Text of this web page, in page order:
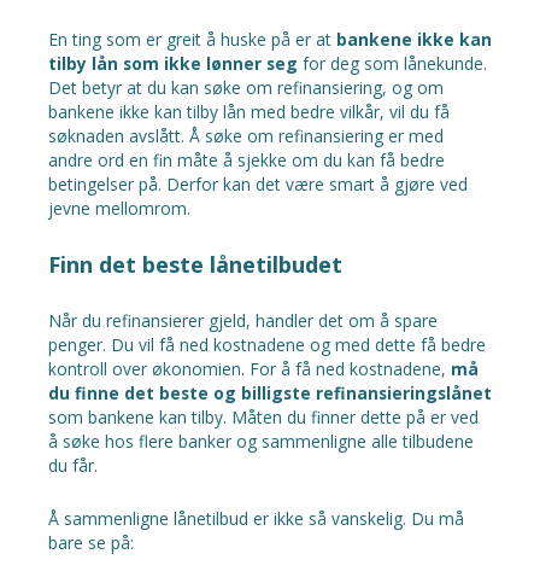
En ting som er greit å huske på er at bankene ikke kan
tilby lån som ikke lønner seg for deg som lånekunde.
Det betyr at du kan søke om refinansiering, og om
bankene ikke kan tilby lån med bedre vilkår, vil du få
søknaden avslått. Å søke om refinansiering er med
andre ord en fin måte å sjekke om du kan få bedre
betingelser på. Derfor kan det være smart å gjøre ved
jevne mellomrom.
Finn det beste lånetilbudet
Når du refinansierer gjeld, handler det om å spare
penger. Du vil få ned kostnadene og med dette få bedre
kontroll over økonomien. For å få ned kostnadene, må
du finne det beste og billigste refinansieringslånet
som bankene kan tilby. Måten du finner dette på er ved
å søke hos flere banker og sammenligne alle tilbudene
du får.
Å sammenligne lånetilbud er ikke så vanskelig. Du må
bare se på: